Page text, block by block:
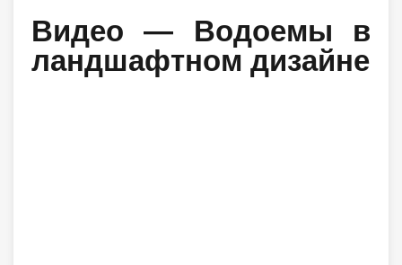
Видео — Водоемы в
ландшафтном дизайне